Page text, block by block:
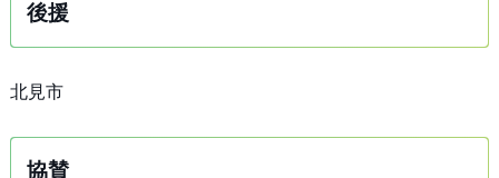
後援
北見市
協賛